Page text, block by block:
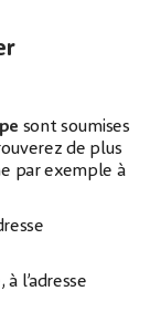
sont soumises
de plus
par exemple à
l’adresse